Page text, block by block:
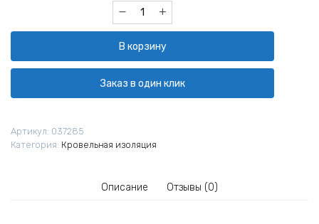
Количество
товара
битумная
Технониколь
№21
ТехноМаст
В корзину
Заказ в один клик
Артикул: 037285
Категория: Кровельная изоляция
Описание Отзывы (0)